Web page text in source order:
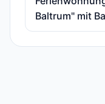
Baltrum" mit